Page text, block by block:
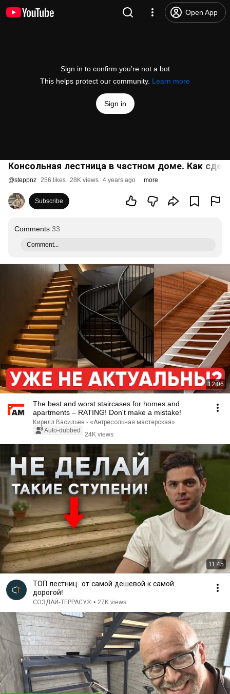
Open App
Sign in to confirm you’re not a bot
This helps protect our community. Learn more
Sign in
Консольная лестница в частном доме. Как
@steppnz 256 likes 28K views 4 years ago more
Subscribe
Comments 33
Comment...
12:06
The best and worst staircases for homes and
apartments – RATING! Don't make a mistake!
Кирилл Васильев - «Антресольная мастерская»
Auto-dubbed
24K views
11:45
ТОП лестниц: от самой дешевой к самой
дорогой!
СОЗДАЙ-ТЕРРАСУ®️ • 27K views